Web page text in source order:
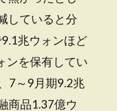
していると分
兆ウォンほど
ンを保有してい
7～9月期9.2兆
商品1.37億ウ